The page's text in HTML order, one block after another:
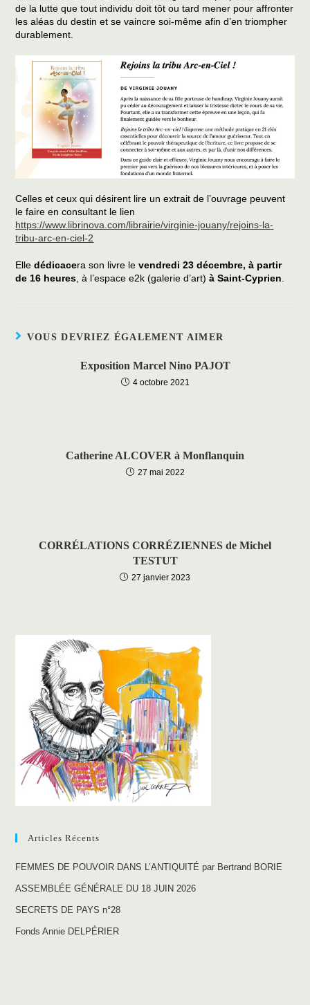
de la lutte que tout individu doit tôt ou tard mener pour affronter
les aléas du destin et se vaincre soi-même afin d’en triompher
durablement.
Celles et ceux qui désirent lire un extrait de l’ouvrage peuvent
le faire en consultant le lien
https://www.librinova.com/librairie/virginie-jouany/rejoins-la-
tribu-arc-en-ciel-2
Elledédicacera son livre levendredi 23 décembre, à partir
de 16 heures, à l’espace e2k (galerie d’art)à Saint-Cyprien.
VOUS DEVRIEZ ÉGALEMENT AIMER
Exposition Marcel Nino PAJOT
4 octobre 2021
Catherine ALCOVER à Monflanquin
27 mai 2022
CORRÉLATIONS CORRÉZIENNES de Michel
TESTUT
27 janvier 2023
Articles Récents
FEMMES DE POUVOIR DANS L’ANTIQUITÉ par Bertrand BORIE
ASSEMBLÉE GÉNÉRALE DU 18 JUIN 2026
SECRETS DE PAYS n°28
Fonds Annie DELPÉRIER